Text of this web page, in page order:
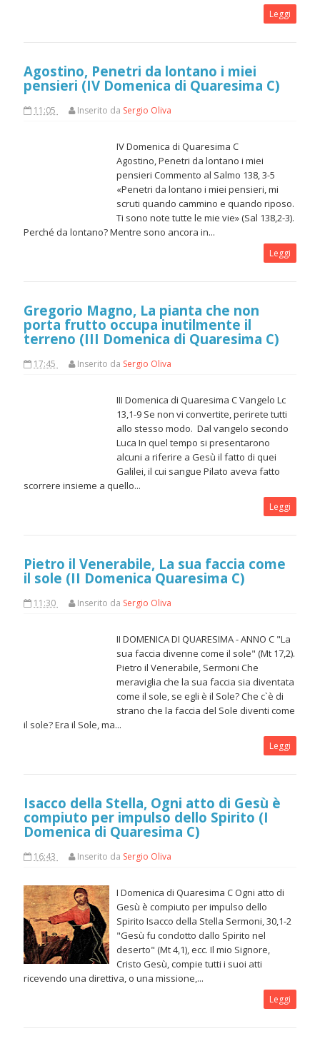
Leggi
Agostino, Penetri da lontano i miei
pensieri (IV Domenica di Quaresima C)
11:05 Inserito da Sergio Oliva
IV Domenica di Quaresima C
Agostino, Penetri da lontano i miei
pensieri Commento al Salmo 138, 3-5
«Penetri da lontano i miei pensieri, mi
scruti quando cammino e quando riposo.
Ti sono note tutte le mie vie» (Sal 138,2-3).
Perché da lontano? Mentre sono ancora in...
Leggi
Gregorio Magno, La pianta che non
porta frutto occupa inutilmente il
terreno (III Domenica di Quaresima C)
17:45 Inserito da Sergio Oliva
III Domenica di Quaresima C Vangelo Lc
13,1-9 Se non vi convertite, perirete tutti
allo stesso modo. Dal vangelo secondo
Luca In quel tempo si presentarono
alcuni a riferire a Gesù il fatto di quei
Galilei, il cui sangue Pilato aveva fatto
scorrere insieme a quello...
Leggi
Pietro il Venerabile, La sua faccia come
il sole (II Domenica Quaresima C)
11:30 Inserito da Sergio Oliva
II DOMENICA DI QUARESIMA - ANNO C "La
sua faccia divenne come il sole" (Mt 17,2).
Pietro il Venerabile, Sermoni Che
meraviglia che la sua faccia sia diventata
come il sole, se egli è il Sole? Che c`è di
strano che la faccia del Sole diventi come
il sole? Era il Sole, ma...
Leggi
Isacco della Stella, Ogni atto di Gesù è
compiuto per impulso dello Spirito (I
Domenica di Quaresima C)
16:43 Inserito da Sergio Oliva
I Domenica di Quaresima C Ogni atto di
Gesù è compiuto per impulso dello
Spirito Isacco della Stella Sermoni, 30,1-2
"Gesù fu condotto dallo Spirito nel
deserto" (Mt 4,1), ecc. Il mio Signore,
Cristo Gesù, compie tutti i suoi atti
ricevendo una direttiva, o una missione,...
Leggi